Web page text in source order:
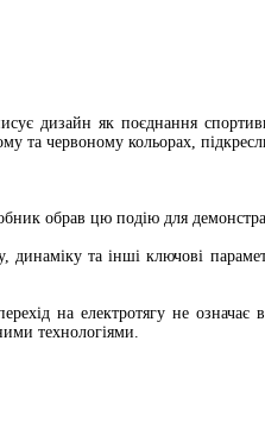
дизайн як поєднання
та червоному кольорах,
обрав цю подію для
та інші ключові
на електротягу не означає
технологіями.